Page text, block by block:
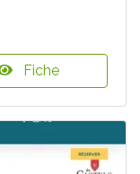
Fiche